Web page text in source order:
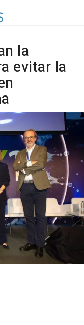
la
evitar la